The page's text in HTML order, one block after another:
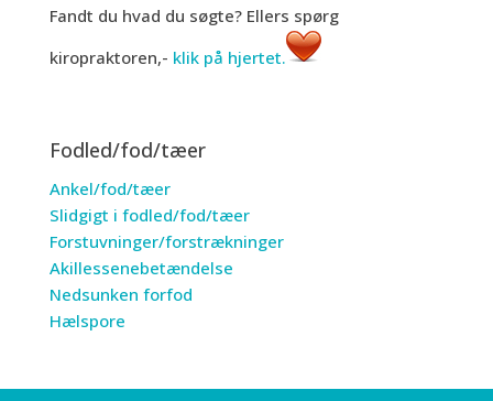
Fandt du hvad du søgte? Ellers spørg
kiropraktoren,- klik på hjertet.
Fodled/fod/tæer
Ankel/fod/tæer
Slidgigt i fodled/fod/tæer
Forstuvninger/forstrækninger
Akillessenebetændelse
Nedsunken forfod
Hælspore